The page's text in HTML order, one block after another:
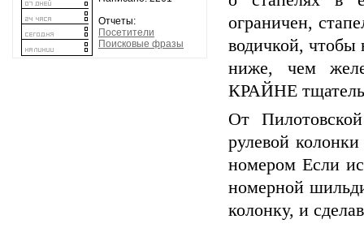
Отчеты:
Посетители
Поисковые фразы
ограничен,
водичкой, чтобы
ниже, чем
КРАЙНЕ
От
рулевой
номером Если
номерной
колонку, и